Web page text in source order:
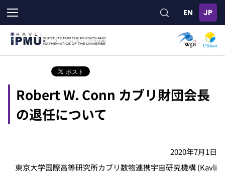
メ
イ
ン
Robert W. Conn カブリ財団会長
の退任について
2020年7月1日
東京大学国際高等研究所カブリ数物連携宇宙研究機構 (Kavli